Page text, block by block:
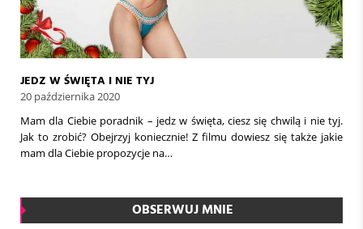
JEDZ W ŚWIĘTA I NIE TYJ
20 października 2020
Mam dla Ciebie poradnik – jedz w święta, ciesz się chwilą i nie tyj.
Jak to zrobić? Obejrzyj koniecznie! Z filmu dowiesz się także jakie
mam dla Ciebie propozycje na…
OBSERWUJ MNIE